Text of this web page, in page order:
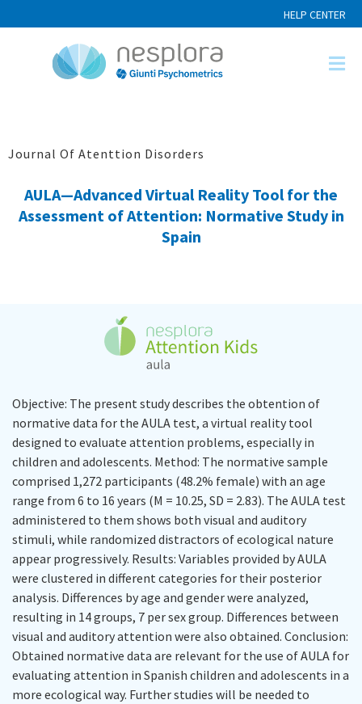
HELP CENTER
Journal Of Atenttion Disorders
AULA—Advanced Virtual Reality Tool for the
Assessment of Attention: Normative Study in
Spain
Objective: The present study describes the obtention of
normative data for the AULA test, a virtual reality tool
designed to evaluate attention problems, especially in
children and adolescents. Method: The normative sample
comprised 1,272 participants (48.2% female) with an age
range from 6 to 16 years (M = 10.25, SD = 2.83). The AULA test
administered to them shows both visual and auditory
stimuli, while randomized distractors of ecological nature
appear progressively. Results: Variables provided by AULA
were clustered in different categories for their posterior
analysis. Differences by age and gender were analyzed,
resulting in 14 groups, 7 per sex group. Differences between
visual and auditory attention were also obtained. Conclusion:
Obtained normative data are relevant for the use of AULA for
evaluating attention in Spanish children and adolescents in a
more ecological way. Further studies will be needed to